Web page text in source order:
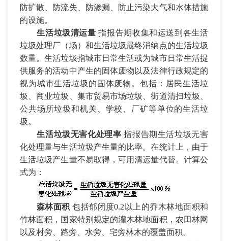
防扩散、防流失、防渗漏、防止污染大气和水体措施
的设施。
生活垃圾清运量 指报告期收集和运送到各生活
垃圾处理厂（场）和生活垃圾最终消纳点的生活垃圾
数量。生活垃圾指城市日常生活或为城市日常生活提
供服务的活动中产生的固体废物以及法律行政规定的
视为城市生活垃圾的固体废物。包括：居民生活垃
圾、商业垃圾、集市贸易市场垃圾、街道清扫垃圾、
公共场所垃圾和机关、学校、厂矿等单位的生活垃
圾。
生活垃圾无害化处理率 指报告期生活垃圾无害
化处理量与生活垃圾产生量的比率。在统计上，由于
生活垃圾产生量不易取得，可用清运量代替。计算公
式为：
森林面积 包括郁闭度0.2 以上的乔木林地面积和
竹林面积，国家特别规定的灌木林地面积，农田林网
以及村旁、路旁、水旁、宅旁林木的覆盖面积。